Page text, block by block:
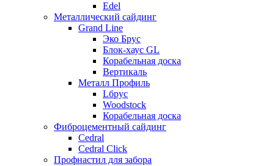
Edel
Металлический сайдинг
Grand Line
Эко Брус
Блок-хаус GL
Корабельная доска
Вертикаль
Металл Профиль
Lбрус
Woodstock
Корабельная доска
Фиброцементный сайдинг
Cedral
Cedral Click
Профнастил для забора